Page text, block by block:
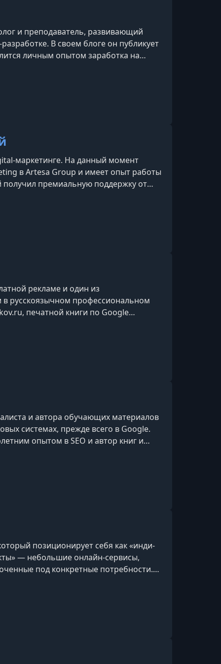
и преподаватель, развивающий
В своем блоге он публикует
личным опытом заработка на
маркетинге. На данный момент
в Artesa Group и имеет опыт работы
получил премиальную поддержку от
рекламе и один из
в русскоязычном профессиональном
печатной книги по Google
Manager и ряда других бесплатных
и автора обучающих материалов
системах, прежде всего в Google.
опытом в SEO и автор книг и
позиционирует себя как «инди-
— небольшие онлайн-сервисы,
под конкретные потребности.
небольшом бюджете